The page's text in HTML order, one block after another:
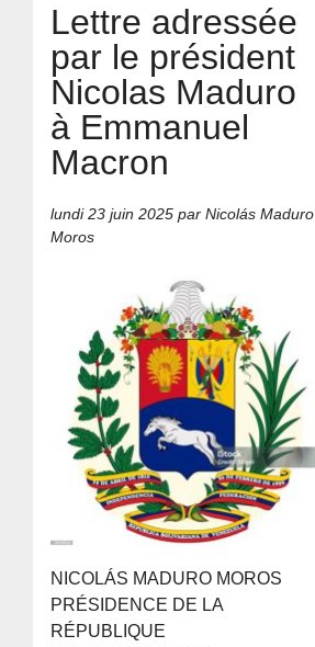
Lettre adressée
par le président
Nicolas Maduro
à Emmanuel
Macron
lundi 23 juin 2025 par Nicolás Maduro
Moros
NICOLÁS MADURO MOROS
PRÉSIDENCE DE LA
RÉPUBLIQUE